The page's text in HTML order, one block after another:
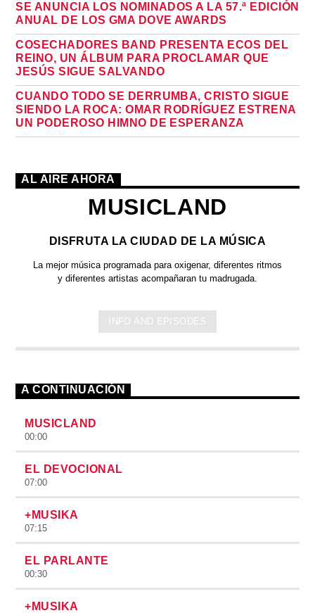
SE ANUNCIA LOS NOMINADOS A LA 57.ª EDICIÓN
ANUAL DE LOS GMA DOVE AWARDS
COSECHADORES BAND PRESENTA ECOS DEL
REINO, UN ÁLBUM PARA PROCLAMAR QUE
JESÚS SIGUE SALVANDO
CUANDO TODO SE DERRUMBA, CRISTO SIGUE
SIENDO LA ROCA: OMAR RODRÍGUEZ ESTRENA
UN PODEROSO HIMNO DE ESPERANZA
AL AIRE AHORA
MUSICLAND
DISFRUTA LA CIUDAD DE LA MÚSICA
La mejor música programada para oxigenar, diferentes ritmos
y diferentes artistas acompañaran tu madrugada.
INFO AND EPISODES
A CONTINUACIÓN
MUSICLAND
00:00
EL DEVOCIONAL
07:00
+MUSIKA
07:15
EL PARLANTE
00:30
+MUSIKA